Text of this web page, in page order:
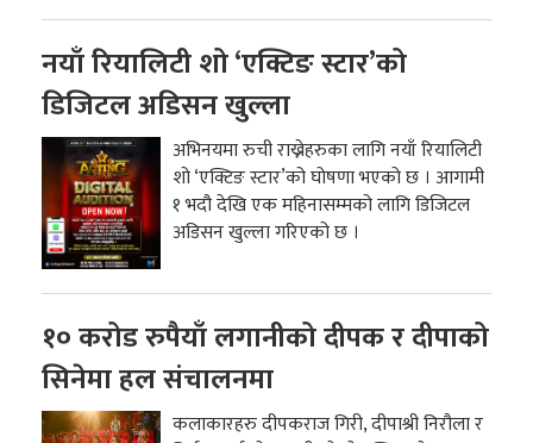
नयाँ रियालिटी शो ‘एक्टिङ स्टार’को
डिजिटल अडिसन खुल्ला
अभिनयमा रुची राख्नेहरुका लागि नयाँ रियालिटी
शो ‘एक्टिङ स्टार’को घोषणा भएको छ । आगामी
१ भदौ देखि एक महिनासम्मको लागि डिजिटल
अडिसन खुल्ला गरिएको छ ।
१० करोड रुपैयाँ लगानीको दीपक र दीपाको
सिनेमा हल संचालनमा
कलाकारहरु दीपकराज गिरी, दीपाश्री निरौला र